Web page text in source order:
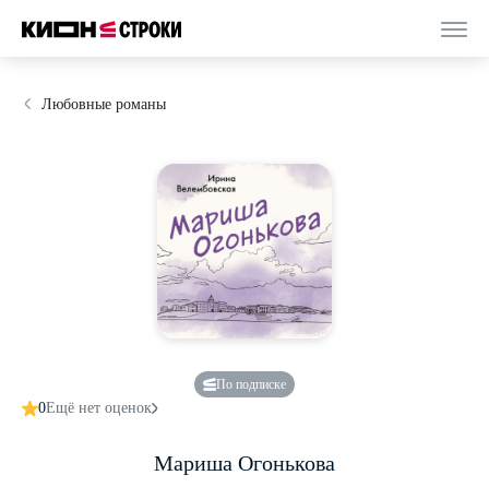
Любовные романы
По подписке
0Ещё нет оценок
Мариша Огонькова